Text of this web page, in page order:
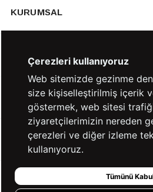
KURUMSAL
YARDIM
BİZE ULAŞIN
HIZLI ERİŞİM
Çerezleri kullanıyoruz
Web sitemizde gezinme
size kişiselleştirilmiş içerik
göstermek, web sitesi
ziyaretçilerimizin nereden
çerezleri ve diğer izleme
kullanıyoruz.
Tümünü